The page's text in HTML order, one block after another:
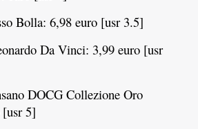
Bolla: 6,98 euro [usr 3.5]
Da Vinci: 3,99 euro [usr
DOCG Collezione Oro
5]